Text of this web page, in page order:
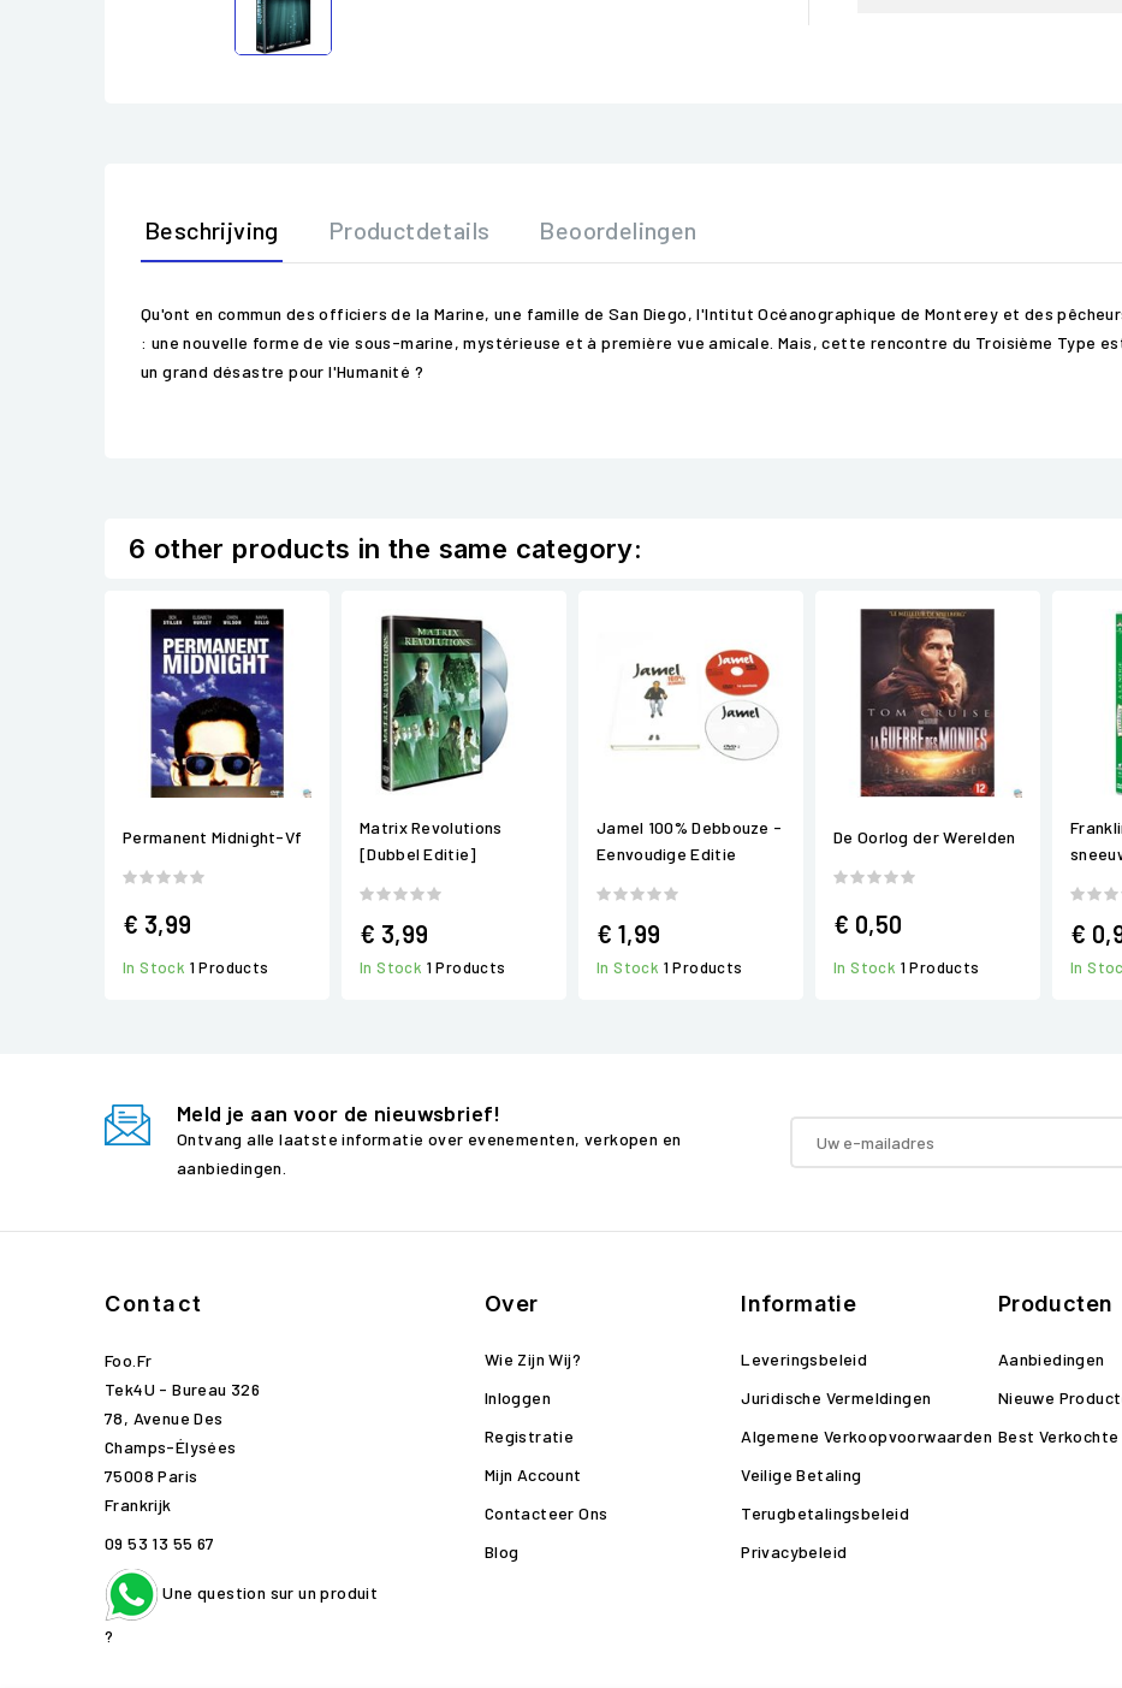
Beschrijving Productdetails Beoordelingen
Qu'ont en commun des officiers de la Marine, une famille de San Diego, l'Intitut Océanographique de Monterey et des
: une nouvelle forme de vie sous-marine, mystérieuse et à première vue amicale. Mais, cette rencontre du Troisième Type
un grand désastre pour l'Humanité ?
6 other products in the same category:
Permanent Midnight-Vf
€ 3,99
In Stock 1 Products
Matrix Revolutions
[Dubbel Editie]
€ 3,99
In Stock 1 Products
Jamel 100% Debbouze -
Eenvoudige Editie
€ 1,99
In Stock 1 Products
De Oorlog der Werelden
€ 0,50
In Stock 1 Products
€
In
Meld je aan voor de nieuwsbrief!
Ontvang alle laatste informatie over evenementen, verkopen en
aanbiedingen.
Contact
Foo.fr
Tek4U - Bureau 326
78, Avenue Des
Champs-Élysées
75008 Paris
Frankrijk
09 53 13 55 67
Une question sur un produit
?
Over
Wie Zijn Wij?
Inloggen
Registratie
Mijn Account
Contacteer Ons
Blog
Informatie
Leveringsbeleid
Juridische Vermeldingen
Algemene Verkoopvoorwaarden
Veilige Betaling
Terugbetalingsbeleid
Privacybeleid
Producten
Aanbiedingen
Nieuwe
Best